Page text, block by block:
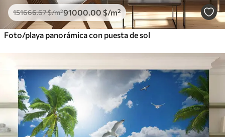
151666.67$/m²91000 .00 $/m²
Foto/playa panorámica con puesta de sol